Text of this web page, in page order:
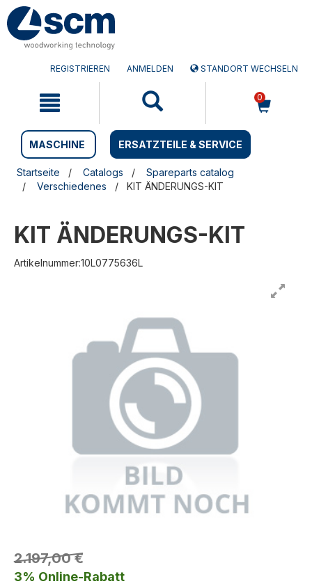
Zum
Inhalt
springen
Zum
Navigationsmen�
springen
REGISTRIEREN ANMELDEN STANDORT WECHSELN
0
MASCHINE ERSATZTEILE & SERVICE
Startseite Catalogs
Spareparts catalog
Verschiedenes
KIT ÄNDERUNGS-KIT
KIT ÄNDERUNGS-KIT
Artikelnummer:10L0775636L
2.197,00 €
3% Online-Rabatt